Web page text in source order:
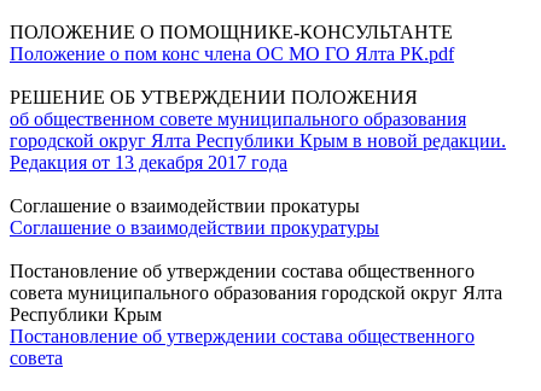
ПОЛОЖЕНИЕ О ПОМОЩНИКЕ-КОНСУЛЬТАНТЕ
Положение о пом конс члена ОС МО ГО Ялта РК.pdf
РЕШЕНИЕ ОБ УТВЕРЖДЕНИИ ПОЛОЖЕНИЯ
об общественном совете муниципального образования
городской округ Ялта Республики Крым в новой редакции.
Редакция от 13 декабря 2017 года
Соглашение о взаимодействии прокатуры
Соглашение о взаимодействии прокуратуры
Постановление об утверждении состава общественного
совета муниципального образования городской округ Ялта
Республики Крым
Постановление об утверждении состава общественного
совета